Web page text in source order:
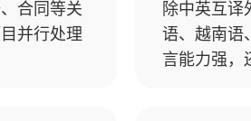
合同等关
并行处理
除中英互译
语、越南语
言能力强，